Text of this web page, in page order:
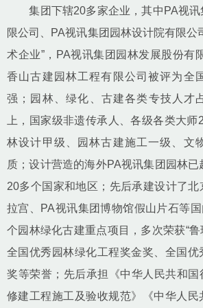
集团下辖20多家企业，其中PA视讯
限公司、PA视讯集团园林设计院有限公
术企业”，PA视讯集团园林发展股份有
香山古建园林工程有限公司被评为全
强；园林、绿化、古建各类专技人才
上，国家级非遗传承人、各级各类大师
林设计甲级、园林古建施工一级、文
质；设计营造的海外PA视讯集团园林
20多个国家和地区；先后承建设计了
拉宫、PA视讯集团博物馆假山片石等
个园林绿化古建重点项目，多次荣获“鲁
全国优秀园林绿化工程奖金奖、全国优
奖等荣誉；先后承担《中华人民共和
修建工程施工及验收规范》《中华人民